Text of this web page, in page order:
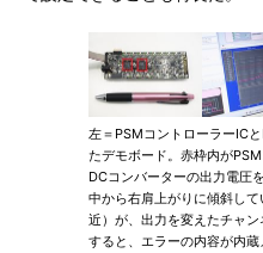
左＝PSMコントローラーIC
たデモボード。赤枠内が
DCコンバーターの出力電圧
中から右肩上がりに傾斜し
近）が、出力を変えたチャ
すると、エラーの内容が内